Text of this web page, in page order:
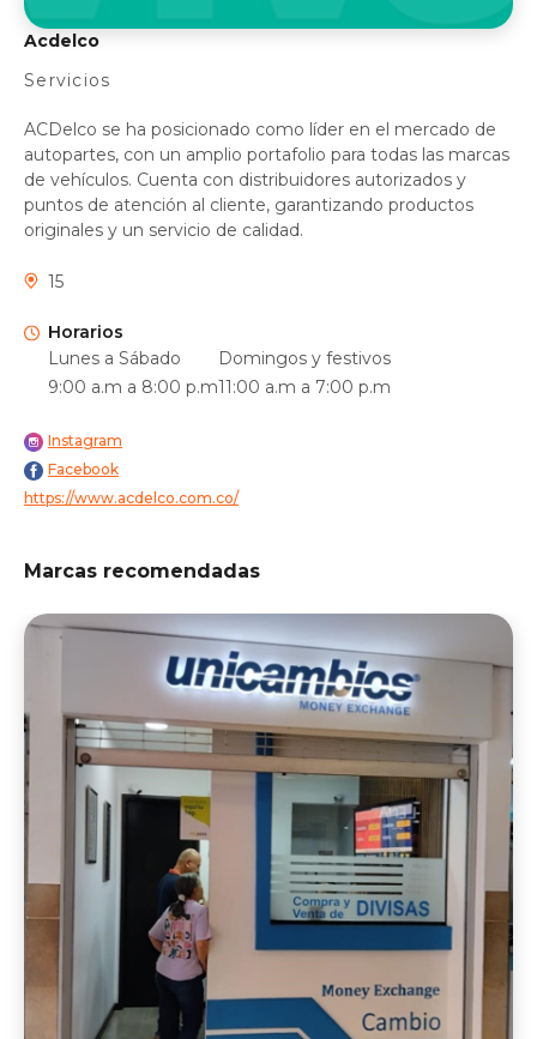
Acdelco
Servicios
ACDelco se ha posicionado como líder en el mercado de
autopartes, con un amplio portafolio para todas las marcas
de vehículos. Cuenta con distribuidores autorizados y
puntos de atención al cliente, garantizando productos
originales y un servicio de calidad.
15
Horarios
Lunes a Sábado
9:00 a.m a 8:00 p.m
Domingos y festivos
11:00 a.m a 7:00 p.m
Instagram
Facebook
https://www.acdelco.com.co/
Marcas recomendadas